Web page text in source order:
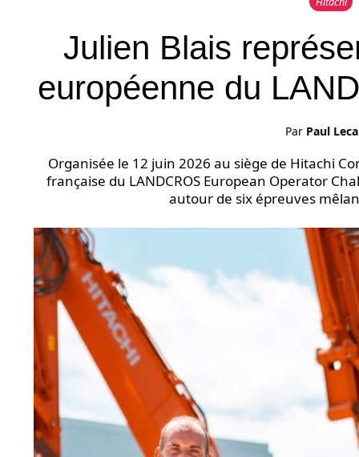
Julien Blais
européenne du
Par Paul
Organisée le 12 juin 2026 au siège de Hitachi
française du LANDCROS European Operator
autour de six épreuves